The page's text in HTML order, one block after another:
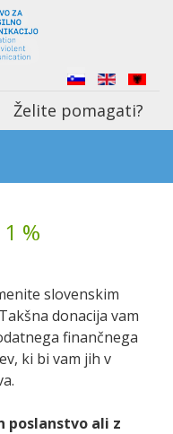
Želite pomagati?
%
slovenskim
donacija vam
finančnega
ki bi vam jih v
poslanstvo ali z